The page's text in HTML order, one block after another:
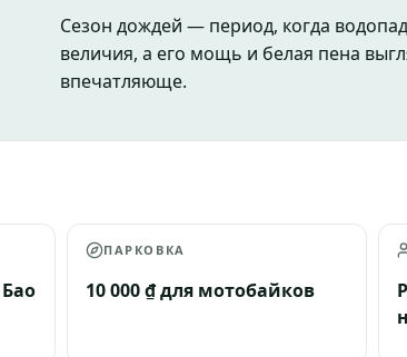
Сезон дождей — период, когда
величия, а его мощь и белая пена
впечатляюще.
ПАРКОВКА
10 000 ₫ для мотобайков